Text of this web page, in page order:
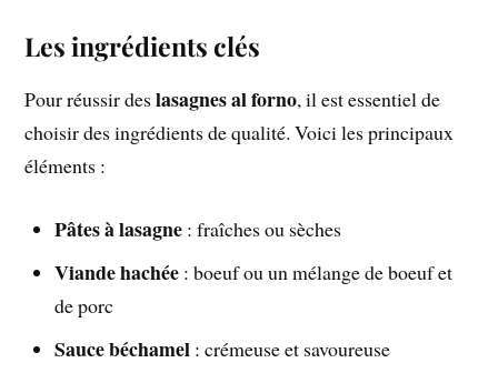
Les ingrédients clés
Pour réussir deslasagnes al forno, il est essentiel de
choisir des ingrédients de qualité. Voici les principaux
éléments :
Pâtes à lasagne : fraîches ou sèches
Viande hachée : boeuf ou un mélange de boeuf et
de porc
Sauce béchamel : crémeuse et savoureuse